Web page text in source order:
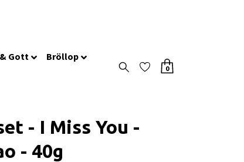
Gott
Bröllop
0
- I Miss You -
- 40g